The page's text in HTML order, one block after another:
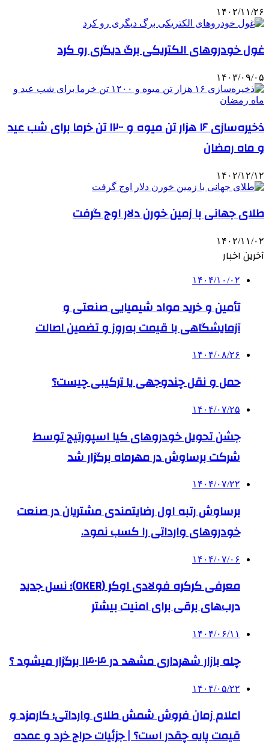
۱۴۰۲/۱۱/۲۶
غول خودروهای الکتریکی برگ دیگری رو کرد
۱۴۰۳/۰۹/۰۵
ذخیره‌سازی ۱۶ هزار تن میوه و ۱۲۰۰ تن خرما برای شب عید
و ماه رمضان
۱۴۰۲/۱۲/۱۲
طلای جهانی با زمین خورن دلار اوج گرفت
۱۴۰۲/۱۱/۰۲
آخرین اخبار
۱۴۰۴/۱۰/۰۲
تأمین و خرید مواد شیمیایی صنعتی و
آزمایشگاهی با قیمت به‌روز و تضمین اصالت
۱۴۰۴/۰۸/۲۶
حمل و نقل چندوجهی یا ترکیبی چیست؟
۱۴۰۴/۰۷/۲۵
جشن تحویل خودروهای کیا اسپورتیج توسط
شرکت برساوش در مهرماه برگزار شد
۱۴۰۴/۰۷/۲۲
برساوش رتبه اول رضایتمندی مشتریان در صنعت
خودروهای وارداتی را کسب نمود.
۱۴۰۴/۰۷/۰۶
معرفی کرکره فولادی اوکر (OKER)؛ نسل جدید
درب‌های برقی برای امنیت بیشتر
۱۴۰۴/۰۶/۱۱
چله بازار شهرداری مشهد در ۱۴۰۴ برگزار میشود ؟
۱۴۰۴/۰۵/۲۲
اعلام زمان فروش شمش طلای وارداتی؛ کارمزد و
قیمت پایه چقدر است؟ | جزئیات حراج خرد و عمده